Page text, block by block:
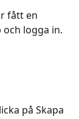
fått en
logga in.
på Skapa